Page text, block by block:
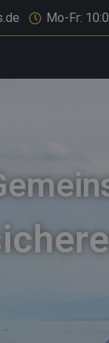
Mo-Fr: